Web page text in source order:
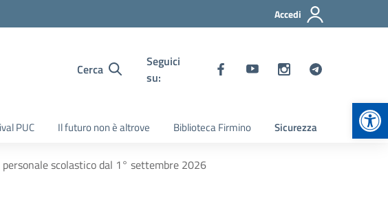
Accedi
Cerca
Seguici
su:
PUC Il futuro non è altrove Biblioteca Firmino Sicurezza
scolastico dal 1° settembre 2026